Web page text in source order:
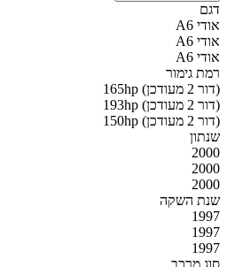
דגם
אודי A6
אודי A6
אודי A6
רמת גימור
165hp (דור 2 מעודכן)
193hp (דור 2 מעודכן)
150hp (דור 2 מעודכן)
שנתון
2000
2000
2000
שנת השקה
1997
1997
1997
סוג מרכב